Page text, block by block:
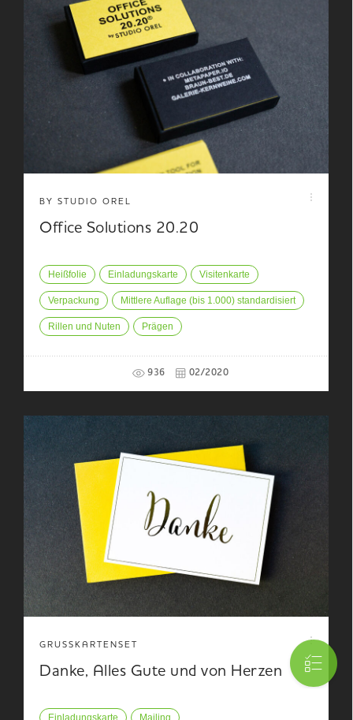
BY STUDIO OREL
Office Solutions 20.20
Heißfolie Einladungskarte Visitenkarte
Verpackung Mittlere Auflage (bis 1.000) standardisiert
Rillen und Nuten Prägen
936 02/2020
GRUSSKARTENSET
Danke, Alles Gute und von Herzen